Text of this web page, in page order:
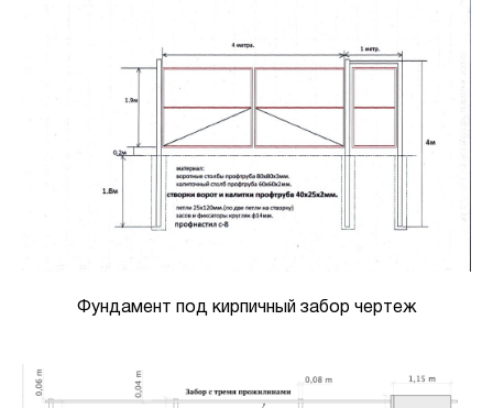
Фундамент под кирпичный забор чертеж